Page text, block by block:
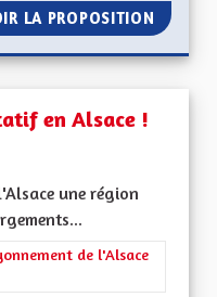
LA PROPOSITION VERS
en Alsace !
une région
: La Culture, l'Education et
de l'Alsace